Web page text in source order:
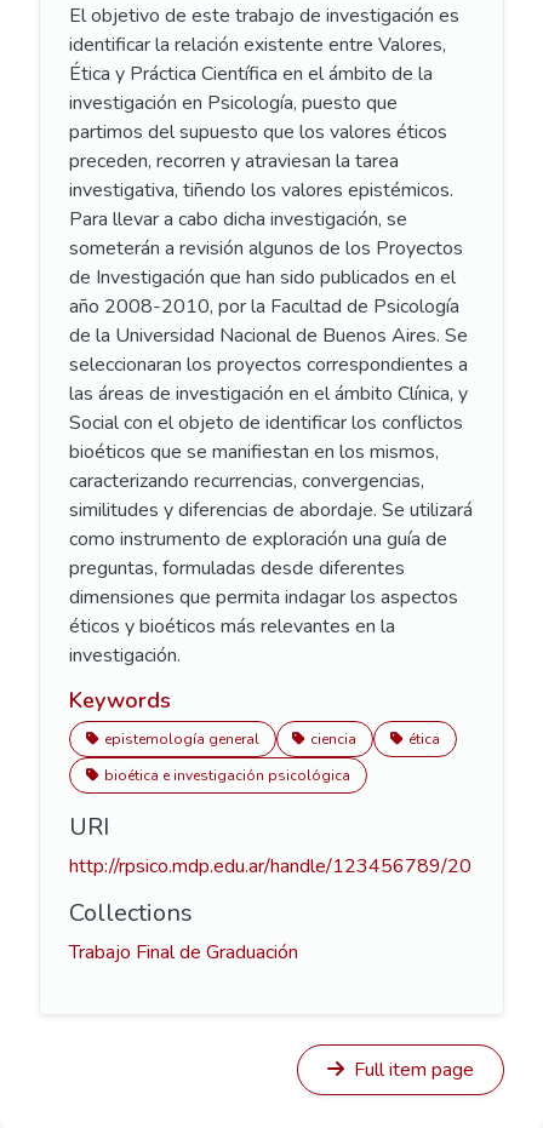
El objetivo de este trabajo de investigación es
identificar la relación existente entre Valores,
Ética y Práctica Científica en el ámbito de la
investigación en Psicología, puesto que
partimos del supuesto que los valores éticos
preceden, recorren y atraviesan la tarea
investigativa, tiñendo los valores epistémicos.
Para llevar a cabo dicha investigación, se
someterán a revisión algunos de los Proyectos
de Investigación que han sido publicados en el
año 2008-2010, por la Facultad de Psicología
de la Universidad Nacional de Buenos Aires. Se
seleccionaran los proyectos correspondientes a
las áreas de investigación en el ámbito Clínica, y
Social con el objeto de identificar los conflictos
bioéticos que se manifiestan en los mismos,
caracterizando recurrencias, convergencias,
similitudes y diferencias de abordaje. Se utilizará
como instrumento de exploración una guía de
preguntas, formuladas desde diferentes
dimensiones que permita indagar los aspectos
éticos y bioéticos más relevantes en la
investigación.
Keywords
epistemología general ciencia
ética
bioética e investigación psicológica
URI
http://rpsico.mdp.edu.ar/handle/123456789/20
Collections
Trabajo Final de Graduación
Full item page